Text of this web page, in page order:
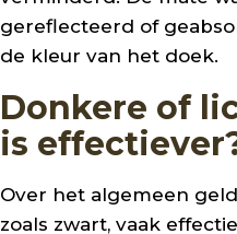
gereflecteerd of
de kleur van het doek.
Donkere of
is
Over het algemeen
zoals zwart, vaak